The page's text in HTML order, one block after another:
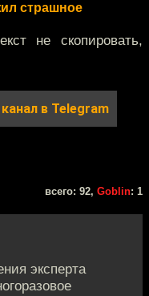
страшное
не скопировать,
канал в Telegram
всего: 92, Goblin: 1
эксперта